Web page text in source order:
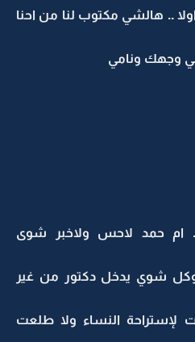
اولا .. هالشي مكتوب لنا من احنا
وجهك ونامي
ام حمد لاحس ولاخبر شوى
شوي يدخل دكتور من غير
لإستراحة النساء ولا طلعت